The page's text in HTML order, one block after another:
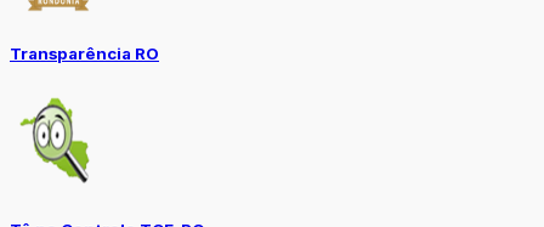
Transparência RO